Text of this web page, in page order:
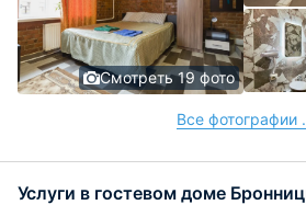
Смотреть 19 фото
Все фотографии
Услуги в гостевом доме